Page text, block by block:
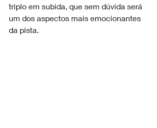
triplo em subida, que sem dúvida será
um dos aspectos mais emocionantes
da pista.